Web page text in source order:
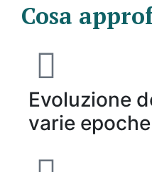
Cosa
Evoluzione
varie epoche